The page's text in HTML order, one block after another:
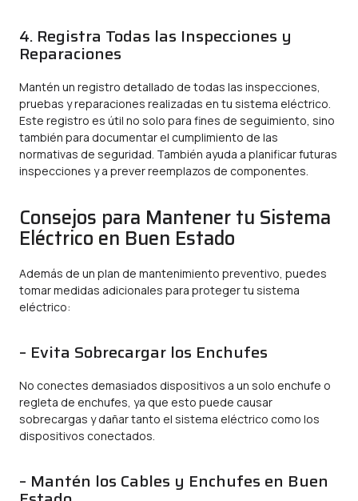
4. Registra Todas las Inspecciones y
Reparaciones
Mantén un registro detallado de todas las inspecciones,
pruebas y reparaciones realizadas en tu sistema eléctrico.
Este registro es útil no solo para fines de seguimiento, sino
también para documentar el cumplimiento de las
normativas de seguridad. También ayuda a planificar futuras
inspecciones y a prever reemplazos de componentes.
Consejos para Mantener tu Sistema
Eléctrico en Buen Estado
Además de un plan de mantenimiento preventivo, puedes
tomar medidas adicionales para proteger tu sistema
eléctrico:
– Evita Sobrecargar los Enchufes
No conectes demasiados dispositivos a un solo enchufe o
regleta de enchufes, ya que esto puede causar
sobrecargas y dañar tanto el sistema eléctrico como los
dispositivos conectados.
– Mantén los Cables y Enchufes en Buen